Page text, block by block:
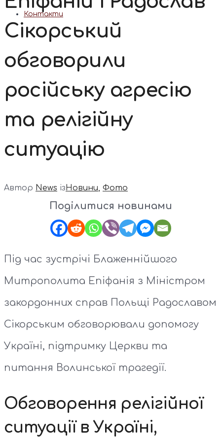
Контакти
Сікорський
обговорили
російську агресію
та релігійну
ситуацію
Автор News ізНовини, Фото
Поділитися новинами
Під час зустрічі Блаженнійшого
Митрополита Епіфанія з Міністром
закордонних справ Польщі Радославом
Сікорським обговорювали допомогу
Україні, підтримку Церкви та
питання Волинської трагедії.
Обговорення релігійної
ситуації в Україні,